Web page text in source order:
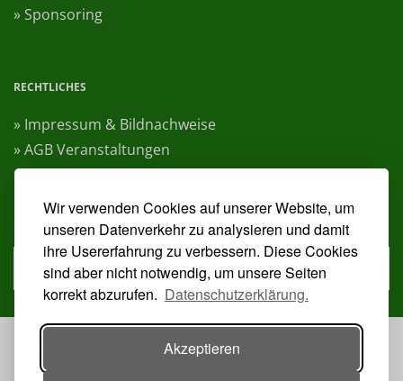
Wir verwenden Cookies auf unserer Website, um
unseren Datenverkehr zu analysieren und damit
ihre Usererfahrung zu verbessern. Diese Cookies
sind aber nicht notwendig, um unsere Seiten
korrekt abzurufen. Datenschutzerklärung.
Akzeptieren
» Sponsoring
RECHTLICHES
» Impressum & Bildnachweise
» AGB Veranstaltungen
» Datenschutzerklärung Heise Medien
» Datenschutzerklärung Rheinwerk Verlag
» Cookie-Einstellungen ändern
» Vertrag widerrufen